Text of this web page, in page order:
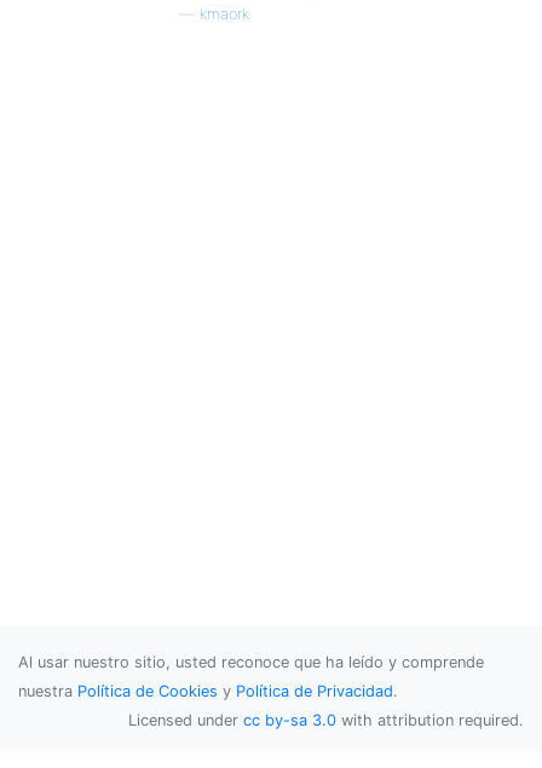
kmaork
Al usar nuestro sitio, usted reconoce que ha leído y comprende
nuestra Política de Cookies y Política de Privacidad.
Licensed under cc by-sa 3.0 with attribution required.